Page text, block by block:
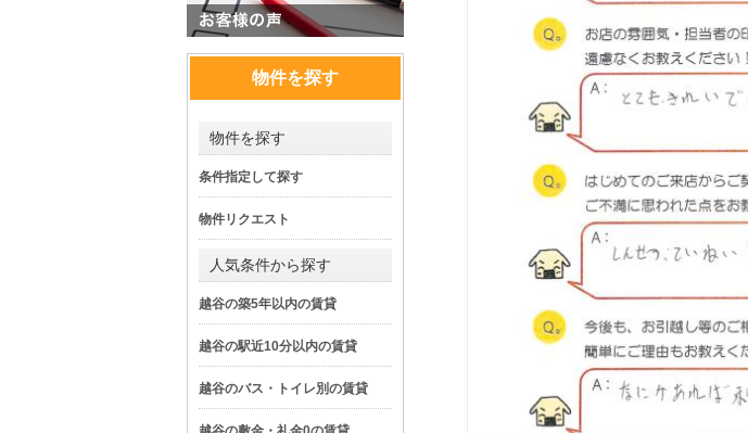
物件を探す
物件を探す
条件指定して探す
物件リクエスト
人気条件から探す
越谷の築5年以内の賃貸
越谷の駅近10分以内の賃貸
越谷のバス・トイレ別の賃貸